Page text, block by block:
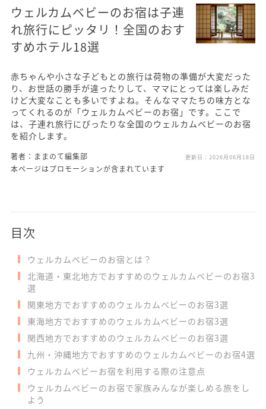
ウェルカムベビーのお宿は子連
れ旅行にピッタリ！全国のおす
すめホテル18選
赤ちゃんや小さな子どもとの旅行は荷物の準備が大変だった
り、お世話の勝手が違ったりして、ママにとっては楽しみだ
けど大変なことも多いですよね。そんなママたちの味方とな
ってくれるのが「ウェルカムベビーのお宿」です。ここで
は、子連れ旅行にぴったりな全国のウェルカムベビーのお宿
を紹介します。
著者：ままのて編集部 更新日： 2026月06月18日
本ページはプロモーションが含まれています
目次
ウェルカムベビーのお宿とは？
北海道・東北地方でおすすめのウェルカムベビーのお宿3
選
関東地方でおすすめのウェルカムベビーのお宿3選
東海地方でおすすめのウェルカムベビーのお宿3選
関西地方でおすすめのウェルカムベビーのお宿3選
九州・沖縄地方でおすすめのウェルカムベビーのお宿4選
ウェルカムベビーお宿を利用する際の注意点
ウェルカムベビーのお宿で家族みんなが楽しめる旅をし
よう